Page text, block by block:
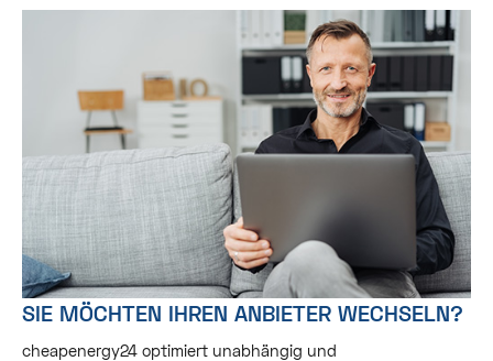
SIE MÖCHTEN IHREN ANBIETER WECHSELN?
cheapenergy24 optimiert unabhängig und